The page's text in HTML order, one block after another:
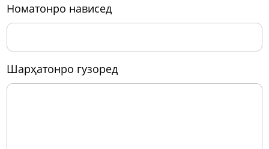
номатонро нависед
шарҳатонро гузоред